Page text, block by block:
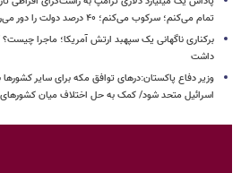
تمام می‌کنم؛ سرکوب می‌کنم؛ ۴۰ درصد دولت را دور می‌ریزم
برکناری ناگهانی یک سپهبد ارتش آمریکا؛ ماجرا
داشت
وزیر دفاع پاکستان:درهای توافق مکه برای سایر
اسرائیل متحد شود/ کمک به حل اختلاف میان کشورهای